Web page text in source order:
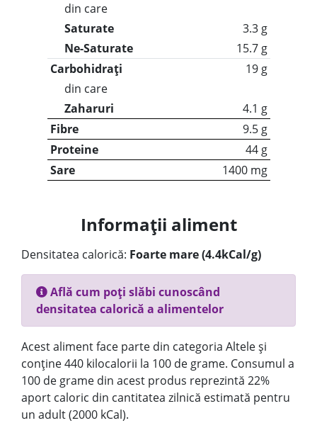
din care
Saturate
3.3 g
Ne-Saturate
15.7 g
Carbohidrați
19 g
din care
Zaharuri
4.1 g
Fibre
9.5 g
Proteine
44 g
Sare
1400 mg
Informații aliment
Densitatea calorică: Foarte mare (4.4kCal/g)
Află cum poți slăbi cunoscând
densitatea calorică a alimentelor
Acest aliment face parte din categoria Altele și
conține 440 kilocalorii la 100 de grame. Consumul a
100 de grame din acest produs reprezintă 22%
aport caloric din cantitatea zilnică estimată pentru
un adult (2000 kCal).